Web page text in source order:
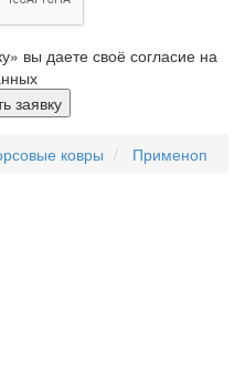
вы даете своё согласие на
заявку
ковры Применоп